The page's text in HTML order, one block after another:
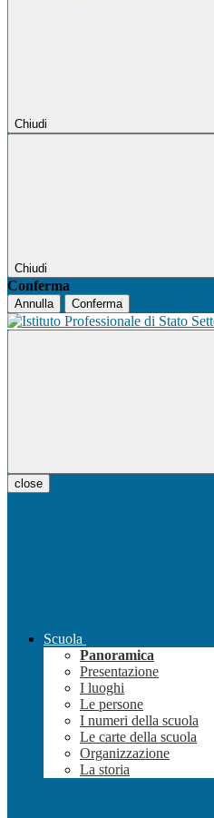
Chiudi
Chiudi
Conferma
Annulla Conferma
close
Scuola
Panoramica
Presentazione
I luoghi
Le persone
I numeri della scuola
Le carte della scuola
Organizzazione
La storia